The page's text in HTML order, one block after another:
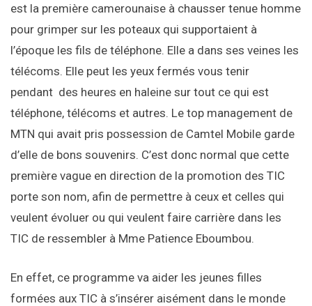
est la première camerounaise à chausser tenue homme
pour grimper sur les poteaux qui supportaient à
l’époque les fils de téléphone. Elle a dans ses veines les
télécoms. Elle peut les yeux fermés vous tenir
pendant des heures en haleine sur tout ce qui est
téléphone, télécoms et autres. Le top management de
MTN qui avait pris possession de Camtel Mobile garde
d’elle de bons souvenirs. C’est donc normal que cette
première vague en direction de la promotion des TIC
porte son nom, afin de permettre à ceux et celles qui
veulent évoluer ou qui veulent faire carrière dans les
TIC de ressembler à Mme Patience Eboumbou.
En effet, ce programme va aider les jeunes filles
formées aux TIC à s’insérer aisément dans le monde